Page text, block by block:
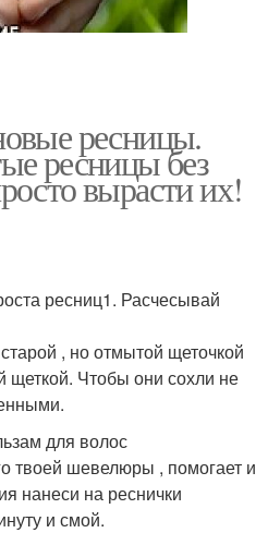
ресницы.
ресницы без
вырасти их!
ресниц1. Расчесывай
, но отмытой щеточкой
щеткой. Чтобы они сохли не
для волос
твоей шевелюры , помогает и
нанеси на реснички
и смой.